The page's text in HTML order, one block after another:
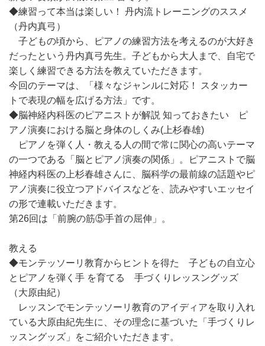
◆練習って本当は楽しい！ 丹内流トレーニングのススメ
（丹内真弓）
子どもの頃から、ピアノの練習方法を考えるのが大好き
だったという丹内真弓先生。子どもから大人まで、自宅で
楽しく練習できる方法を教えていただきます。
今回のテーマは、「様々なジャンルに対応！ スタッカー
トで表現の幅を広げる方法」です。
◆脳神経内科医のピアニストが解説 知っておきたい ピ
アノ演奏における脳と身体のしくみ(上杉春雄)
ピアノを弾く人・教える人の間で常に関心の高いテーマ
の一つである「脳とピアノ演奏の関係」。ピアニストで脳
神経内科医の上杉春雄さんに、脳科学の最前線の話題やピ
アノ演奏に役立つアドバイスなどを、読みやすいエッセイ
の形で連載いただきます。
第26回は「前腕の筋⑤手首の屈伸」。
教える
◆モンテッソーリ教育からヒントを得た 子どもの自立心
とピアノを弾く手 を育てる 手づくりレッスングッズ
（大原由紀）
レッスンでモンテッソーリ教育のアイディアを取り入れ
ている大原由紀先生に、その理念に基づいた「手づくりレ
ッスングッズ」をご紹介いただきます。